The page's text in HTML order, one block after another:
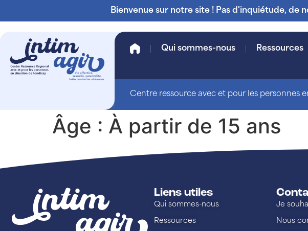
Bienvenue sur notre site ! Pas d'inquiétude, de
Qui sommes-nous Ressources
Centre ressource avec et pour les personnes
Âge : À partir de 15 ans
Liens utiles
Qui sommes-nous
Ressources
Je
Nous